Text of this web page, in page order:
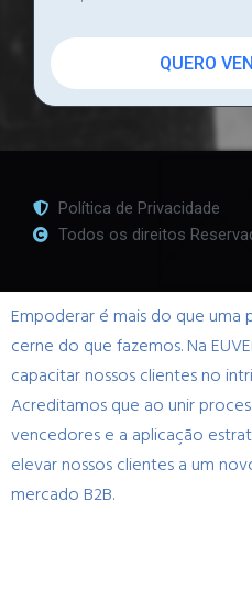
QUERO
Política de Privacidade
Todos os direitos
Empoderar é mais do que uma
cerne do que fazemos. Na
capacitar nossos clientes no
Acreditamos que ao unir
vencedores e a aplicação
elevar nossos clientes a um
mercado B2B.